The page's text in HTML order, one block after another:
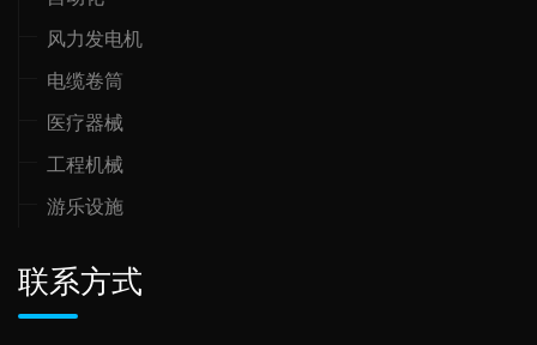
风力发电机
电缆卷筒
医疗器械
工程机械
游乐设施
联系方式